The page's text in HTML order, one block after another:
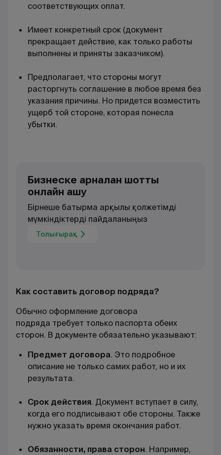
соответствующих оплат.
Имеет конкретный срок (документ
прекращает действие, как только работы
выполнены и приняты заказчиком).
Предполагает, что стороны могут
расторгнуть соглашение в любое время без
указания причины. Но придется возместить
ущерб той стороне, которая понесла
убытки.
Бизнеске арналған шотты
онлайн ашу
Бірнеше батырма арқылы қолжетімді
мүмкіндіктерді пайдаланыңыз
Толығырақ
Как составить договор подряда?
Обычно оформление договора
подряда требует только паспорта обеих
сторон. В документе обязательно указывают:
Предмет договора. Это подробное
описание не только самих работ, но и их
результата.
Срок действия. Документ вступает в силу,
когда его подписывают обе стороны. Также
нужно указать время окончания работ.
Обязанности, права сторон. Например,